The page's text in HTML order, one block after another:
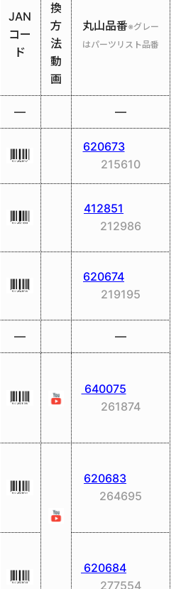
JAN
コー
ド
換
方
法
動
画
丸山品番※グレー
はパーツリスト品番
― ―
620673
215610
412851
212986
620674
219195
― ―
640075
261874
620683
264695
620684
277554